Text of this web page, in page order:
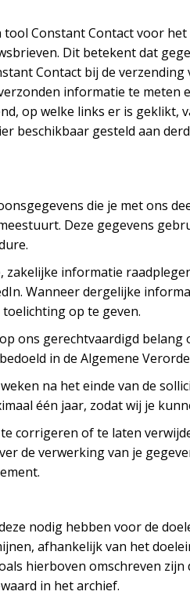
Constant Contact voor
Dit betekent dat
Contact bij de verzending
informatie te
op welke links er is geklikt,
beschikbaar gesteld aan
die je met ons
Deze gegevens
informatie
Wanneer dergelijke
op te geven.
ons gerechtvaardigd
in de Algemene
na het einde van de
één jaar, zodat wij je
corrigeren of te laten
de verwerking van je
nodig hebben voor de
afhankelijk van het
hierboven omschreven
in het archief.